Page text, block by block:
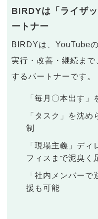
BIRDYは「ライザ
ートナー
BIRDYは、YouTube
実行・改善・継続まで
するパートナーです。
「毎月〇本出す
「タスク」を沈
制
「現場主義」デ
フィスまで泥臭く
「社内メンバー
援も可能